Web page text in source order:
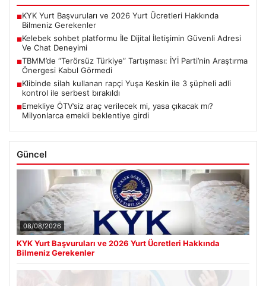
■KYK Yurt Başvuruları ve 2026 Yurt Ücretleri Hakkında
Bilmeniz Gerekenler
■Kelebek sohbet platformu İle Dijital İletişimin Güvenli Adresi
Ve Chat Deneyimi
■TBMM’de “Terörsüz Türkiye” Tartışması: İYİ Parti’nin Araştırma
Önergesi Kabul Görmedi
■Klibinde silah kullanan rapçi Yuşa Keskin ile 3 şüpheli adli
kontrol ile serbest bırakıldı
■Emekliye ÖTV’siz araç verilecek mi, yasa çıkacak mı?
Milyonlarca emekli beklentiye girdi
Güncel
08/08/2026
KYK Yurt Başvuruları ve 2026 Yurt Ücretleri Hakkında
Bilmeniz Gerekenler